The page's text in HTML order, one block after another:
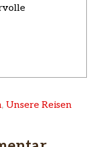
, Unsere Reisen